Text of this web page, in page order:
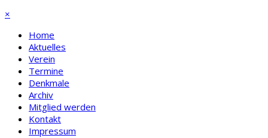
×
Home
Aktuelles
Verein
Termine
Denkmale
Archiv
Mitglied werden
Kontakt
Impressum